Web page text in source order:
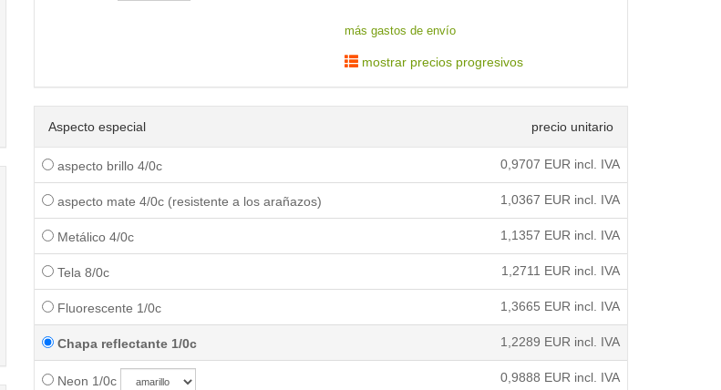
más gastos de envío
mostrar precios progresivos
Aspecto especial precio unitario
aspecto brillo 4/0c 0,9707 EUR incl. IVA
aspecto mate 4/0c (resistente a los arañazos) 1,0367 EUR incl. IVA
Metálico 4/0c 1,1357 EUR incl. IVA
Tela 8/0c 1,2711 EUR incl. IVA
Fluorescente 1/0c 1,3665 EUR incl. IVA
Chapa reflectante 1/0c 1,2289 EUR incl. IVA
Neon 1/0c 0,9888 EUR incl. IVA